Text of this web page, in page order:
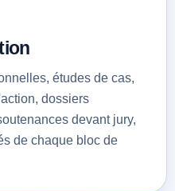
études de cas,
dossiers
devant jury,
de chaque bloc de